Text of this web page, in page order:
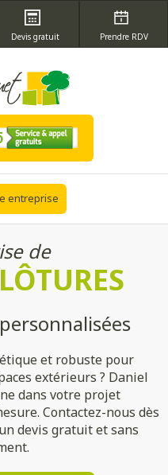
Devis gratuit Prendre RDV
entreprise
de
et robuste pour
extérieurs ? Daniel
dans votre projet
Contactez-nous dès
devis gratuit et sans